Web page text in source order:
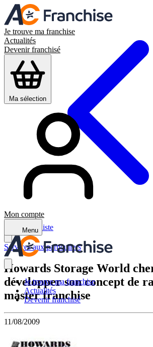
Je trouve ma franchise
Actualités
Devenir franchisé
Ma sélection
Mon compte
Menu
Je trouve ma franchise
Actualités
Devenir franchisé
Retour à la liste
Services aux particuliers
Howards Storage World
développer son concept de
master franchise
11/08/2009